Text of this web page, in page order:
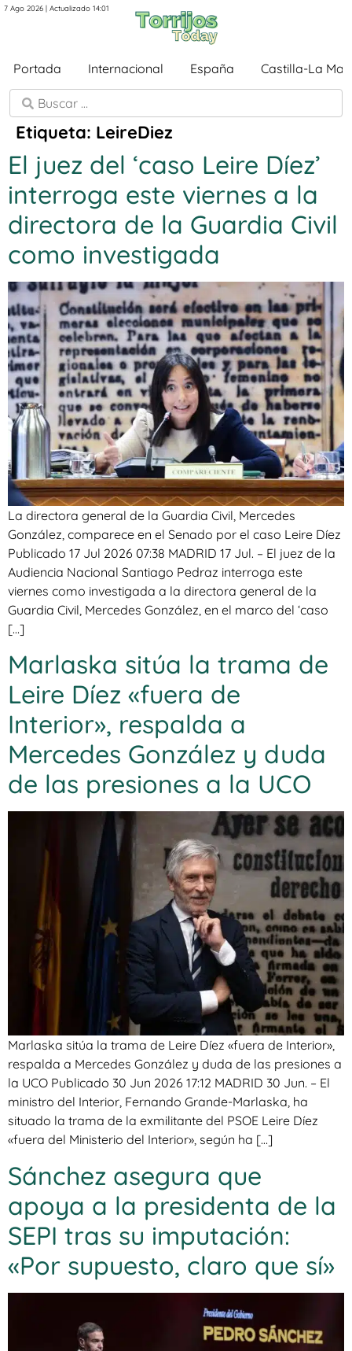
7 Ago 2026 | Actualizado 14:01
Portada Internacional España Castilla-La
Etiqueta: LeireDiez
El juez del ‘caso Leire Díez’
interroga este viernes a la
directora de la Guardia Civil
como investigada
La directora general de la Guardia Civil, Mercedes
González, comparece en el Senado por el caso Leire Díez
Publicado 17 Jul 2026 07:38 MADRID 17 Jul. – El juez de la
Audiencia Nacional Santiago Pedraz interroga este
viernes como investigada a la directora general de la
Guardia Civil, Mercedes González, en el marco del ‘caso
[…]
Marlaska sitúa la trama de
Leire Díez «fuera de
Interior», respalda a
Mercedes González y duda
de las presiones a la UCO
Marlaska sitúa la trama de Leire Díez «fuera de Interior»,
respalda a Mercedes González y duda de las presiones a
la UCO Publicado 30 Jun 2026 17:12 MADRID 30 Jun. – El
ministro del Interior, Fernando Grande-Marlaska, ha
situado la trama de la exmilitante del PSOE Leire Díez
«fuera del Ministerio del Interior», según ha […]
Sánchez asegura que
apoya a la presidenta de la
SEPI tras su imputación:
«Por supuesto, claro que sí»